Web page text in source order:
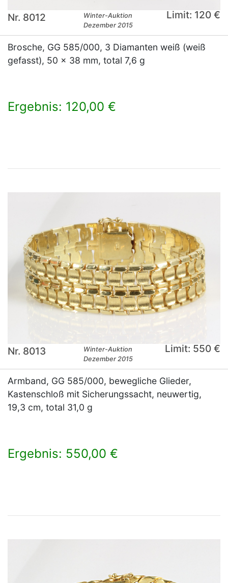
Nr. 8012
Winter-Auktion
Dezember 2015
Limit: 120 €
Brosche, GG 585/000, 3 Diamanten weiß (weiß
gefasst), 50 x 38 mm, total 7,6 g
Ergebnis: 120,00 €
Nr. 8013
Winter-Auktion
Dezember 2015
Limit: 550 €
Armband, GG 585/000, bewegliche Glieder,
Kastenschloß mit Sicherungssacht, neuwertig,
19,3 cm, total 31,0 g
Ergebnis: 550,00 €